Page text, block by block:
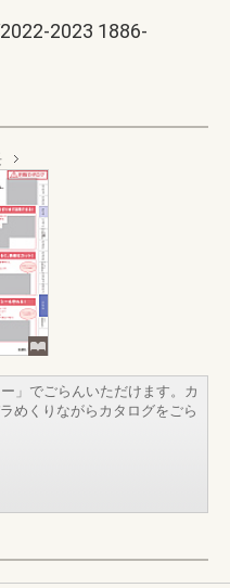
2023 1886-
」でごらんいただけます。カ
めくりながらカタログをごら